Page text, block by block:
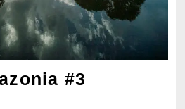
#3